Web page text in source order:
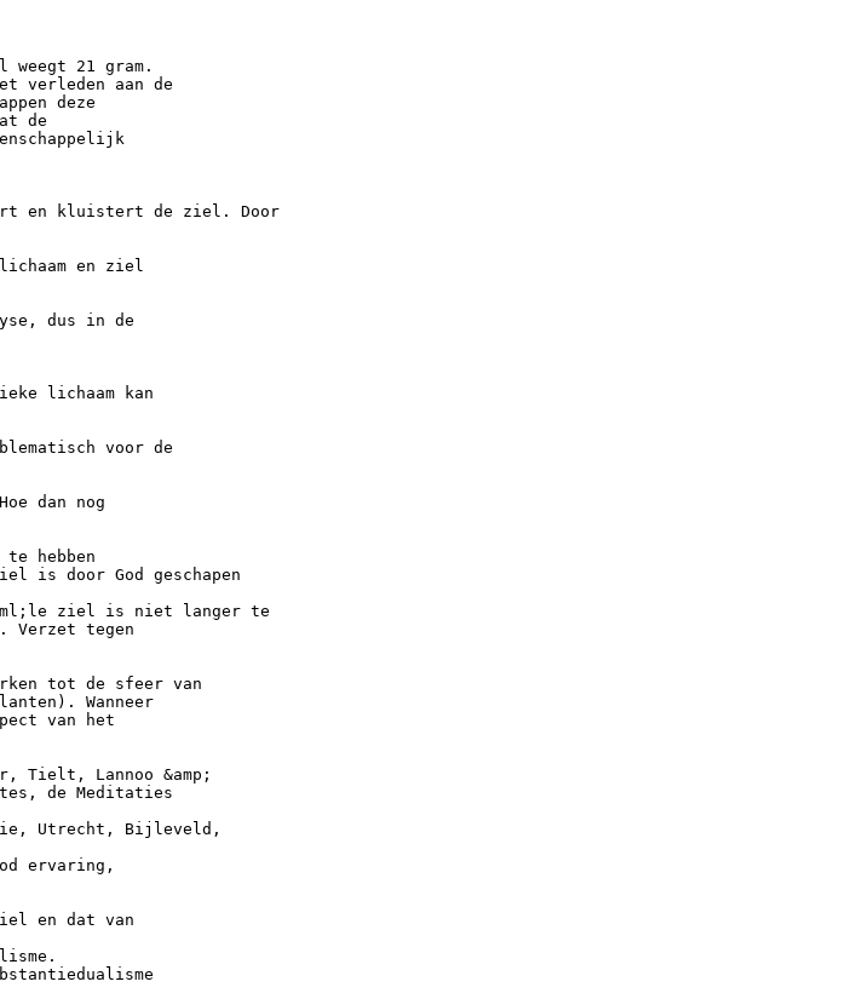
21 gram.
verleden aan de
deze
de
en kluistert de ziel. Door
en ziel
dus in de
lichaam kan
voor de
dan nog
hebben
is door God geschapen
ziel is niet langer te
Verzet tegen
tot de sfeer van
Wanneer
van het
Tielt, Lannoo &amp;
de Meditaties
Utrecht, Bijleveld,
ervaring,
en dat van